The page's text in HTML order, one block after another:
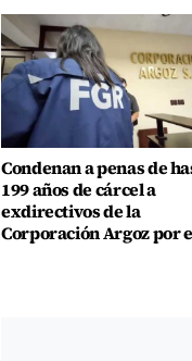
Condenan a penas de
199 años de cárcel a
exdirectivos de la
Corporación Argoz por